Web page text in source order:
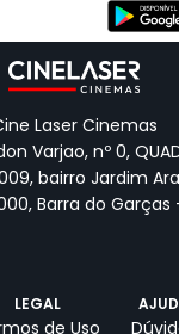
Laser Cinemas
Varjao, nº 0,
009, bairro Jardim
Barra do Garças
LEGAL
de Uso